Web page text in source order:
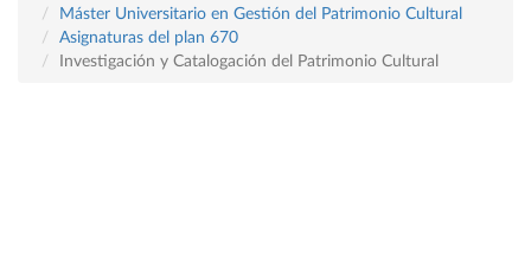
Máster Universitario en Gestión del Patrimonio Cultural
Asignaturas del plan 670
Investigación y Catalogación del Patrimonio Cultural